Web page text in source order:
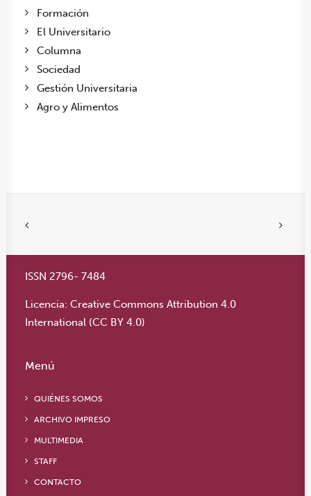
Formación
El Universitario
Columna
Sociedad
Gestión Universitaria
Agro y Alimentos
ISSN 2796- 7484
Licencia: Creative Commons Attribution 4.0
International (CC BY 4.0)
Menú
QUIÉNES SOMOS
ARCHIVO IMPRESO
MULTIMEDIA
STAFF
CONTACTO